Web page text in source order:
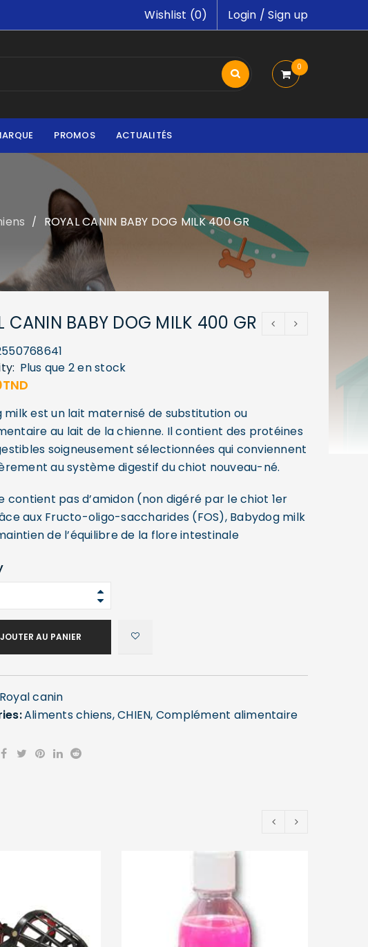
Login /Sign up
Wishlist (0)
0
PROMOS ACTUALITÉS
/ ROYAL CANIN BABY DOG MILK 400 GR
CANIN BABY DOG MILK 400 GR
Plus que 2 en stock
TND
milk est un lait maternisé de substitution ou
au lait de la chienne. Il contient des protéines
soigneusement sélectionnées qui conviennent
au système digestif du chiot nouveau-né.
contient pas d’amidon (non digéré par le chiot 1er
aux Fructo-oligo-saccharides (FOS), Babydog milk
de l’équilibre de la flore intestinale
AU PANIER
Royal canin
Aliments chiens,CHIEN, Complément alimentaire